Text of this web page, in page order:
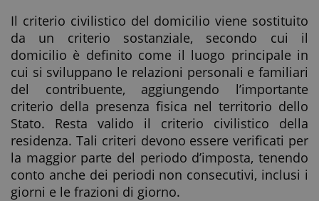
Il criterio civilistico del domicilio viene sostituito
da un criterio sostanziale, secondo cui il
domicilio è definito come il luogo principale in
cui si sviluppano le relazioni personali e familiari
del contribuente, aggiungendo l’importante
criterio della presenza fisica nel territorio dello
Stato. Resta valido il criterio civilistico della
residenza. Tali criteri devono essere verificati per
la maggior parte del periodo d’imposta, tenendo
conto anche dei periodi non consecutivi, inclusi i
giorni e le frazioni di giorno.